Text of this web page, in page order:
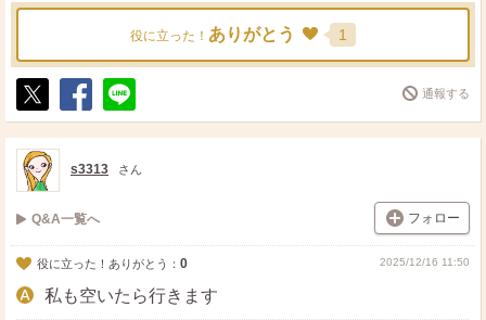
役に立った！ ありがとう 1
ポ
ス
ト
シ
ェ
送
る
通報する
s3313 さん
Q&A一覧へ フォロー
役に立った！ありがとう： 0 2025/12/16 11:50
私も空いたら行きます